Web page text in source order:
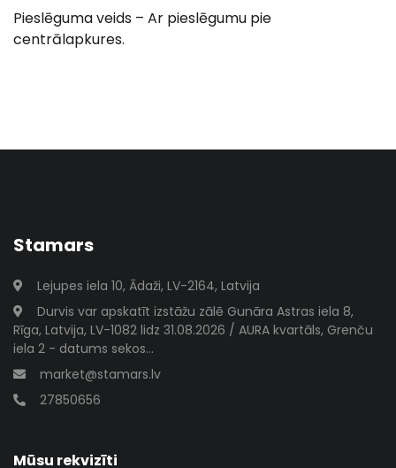
Pieslēguma veids – Ar pieslēgumu pie
centrālapkures.
Stamars
Lejupes iela 10, Ādaži, LV-2164, Latvija
Durvis var apskatīt izstāžu zālē Gunāra Astras iela 8,
Rīga, Latvija, LV-1082 lidz 31.08.2026 / AURA kvartāls, Grenču
iela 2 - datums sekos...
market@stamars.lv
27850656
Mūsu rekvizīti